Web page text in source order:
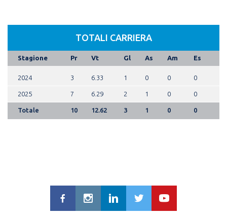
TOTALI CARRIERA
Stagione Pr Vt Gl As Am Es
2024 3 6.33 1 0 0 0
2025 7 6.29 2 1 0 0
Totale 10 12.62 3 1 0 0